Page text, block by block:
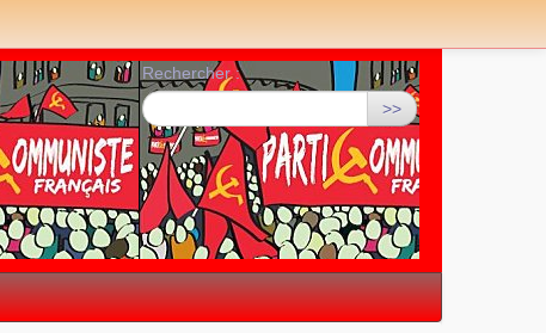
Rechercher :
>>